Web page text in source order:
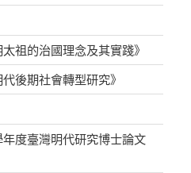
祖的治國理念及其實踐》
後期社會轉型研究》
度臺灣明代研究博士論文